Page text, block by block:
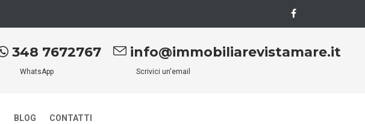
348 7672767
WhatsApp
info@immobiliarevistamare.it
Scrivici un'email
BLOG CONTATTI